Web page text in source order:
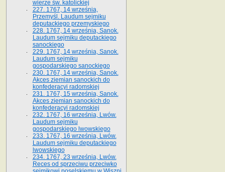
wierze św. ka­tolickiej
227. 1767, 14 września,
Przemyśl. Laudum sejmiku
deputackiego przemyskiego
228. 1767, 14 września, Sanok.
Laudum sejmiku deputackiego
sanockiego
229. 1767, 14 września, Sanok.
Laudum sejmiku
gospodarskiego sanockiego
230. 1767, 14 września, Sanok.
Akces ziemian sanockich do
konfederacyi radomskiej
231. 1767, 15 września, Sanok.
Akces ziemian sanockich do
konfederacyi radomskiej
232. 1767, 16 września, Lwów.
Laudum sejmiku
gospodarskiego lwowskiego
233. 1767, 16 września, Lwów.
Laudum sejmiku deputackiego
lwowskiego
234. 1767, 23 września, Lwów.
Reces od sprzeciwu przeciwko